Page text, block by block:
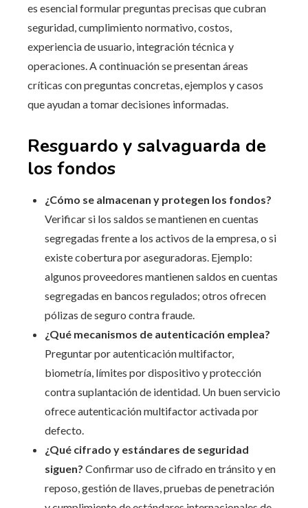
es esencial formular preguntas precisas que cubran
seguridad, cumplimiento normativo, costos,
experiencia de usuario, integración técnica y
operaciones. A continuación se presentan áreas
críticas con preguntas concretas, ejemplos y casos
que ayudan a tomar decisiones informadas.
Resguardo y salvaguarda de
los fondos
¿Cómo se almacenan y protegen los fondos?
Verificar si los saldos se mantienen en cuentas
segregadas frente a los activos de la empresa, o si
existe cobertura por aseguradoras. Ejemplo:
algunos proveedores mantienen saldos en cuentas
segregadas en bancos regulados; otros ofrecen
pólizas de seguro contra fraude.
¿Qué mecanismos de autenticación emplea?
Preguntar por autenticación multifactor,
biometría, límites por dispositivo y protección
contra suplantación de identidad. Un buen servicio
ofrece autenticación multifactor activada por
defecto.
¿Qué cifrado y estándares de seguridad
siguen? Confirmar uso de cifrado en tránsito y en
reposo, gestión de llaves, pruebas de penetración